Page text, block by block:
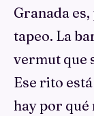
Granada
tapeo. La
vermut que
Ese rito
hay por qué